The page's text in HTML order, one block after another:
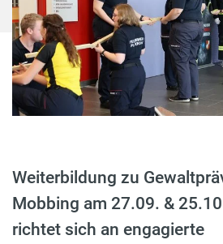
Weiterbildung zu
Mobbing am 27.09. &
richtet sich an engagierte